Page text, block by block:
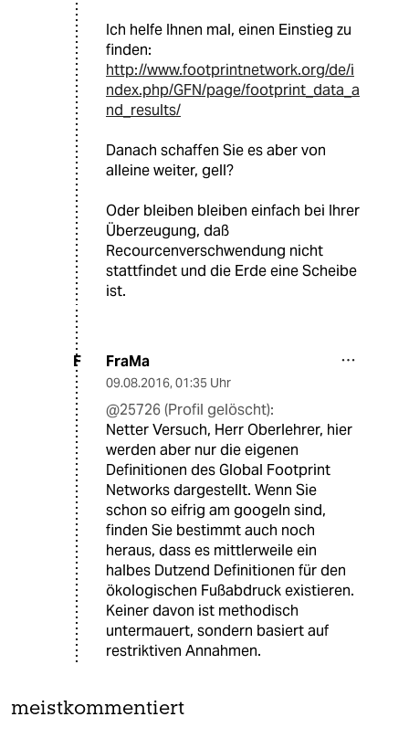
Ich helfe Ihnen mal, einen Einstieg zu
finden:
http://www.footprintnetwork.org/de/i
ndex.php/GFN/page/footprint_data_a
nd_results/
Danach schaffen Sie es aber von
alleine weiter, gell?
Oder bleiben bleiben einfach bei Ihrer
Überzeugung, daß
Recourcenverschwendung nicht
stattfindet und die Erde eine Scheibe
ist.
F FraMa
09.08.2016, 01:35 Uhr
@25726 (Profil gelöscht):
Netter Versuch, Herr Oberlehrer, hier
werden aber nur die eigenen
Definitionen des Global Footprint
Networks dargestellt. Wenn Sie
schon so eifrig am googeln sind,
finden Sie bestimmt auch noch
heraus, dass es mittlerweile ein
halbes Dutzend Definitionen für den
ökologischen Fußabdruck existieren.
Keiner davon ist methodisch
untermauert, sondern basiert auf
restriktiven Annahmen.
meistkommentiert